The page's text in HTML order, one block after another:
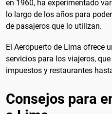
en 1960, ha experimentado
lo largo de los años para
de pasajeros que lo utilizan.
El Aeropuerto de Lima ofrece
servicios para los viajeros,
impuestos y restaurantes
Consejos para